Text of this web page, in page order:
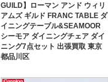
GUILD】ローマン アンド ウィリ
アムズ ギルド FRANC TABLE ダ
イニングテーブル&SEAMOOR
シーモア ダイニングチェア ダイ
ニング7点セット 出張買取 東京
都品川区